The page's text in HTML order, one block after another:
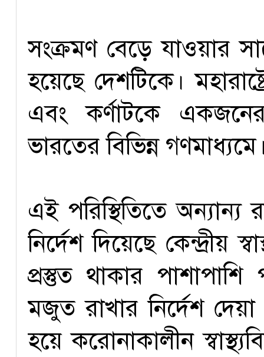
সংক্রমণ বেড়ে যাওয়ার
হয়েছে দেশটিকে।
এবং কর্ণাটকে
ভারতের বিভিন্ন
এই পরিস্থিতিতে
নির্দেশ দিয়েছে কেন্দ্রীয়
প্রস্তুত থাকার
মজুত রাখার নির্দেশ
হয়ে করোনাকালীন